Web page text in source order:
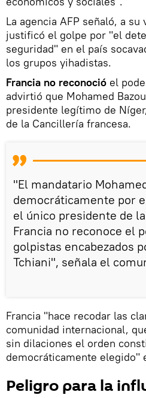
La agencia AFP señaló, a
justificó el golpe por "el
seguridad" en el país
los grupos yihadistas.
Francia no reconoció el
advirtió que Mohamed
presidente legítimo de
de la Cancillería francesa.
"El mandatario
democráticamente por
el único presidente de
Francia no reconoce el
golpistas encabezados
Tchiani", señala el
Francia "hace recodar las
comunidad internacional,
sin dilaciones el orden
democráticamente elegido"
Peligro para la